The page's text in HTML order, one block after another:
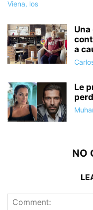
a
Le
NO